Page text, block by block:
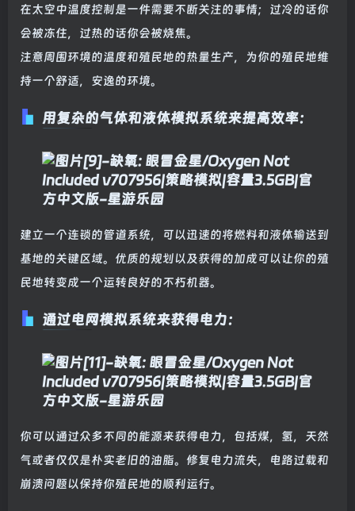
在太空中温度控制是一件需要不断关注的事情；过冷的话你
会被冻住，过热的话你会被烧焦。
注意周围环境的温度和殖民地的热量生产，为你的殖民地维
持一个舒适，安逸的环境。
用复杂的气体和液体模拟系统来提高效率：
建立一个连锁的管道系统，可以迅速的将燃料和液体输送到
基地的关键区域。优质的规划以及获得的加成可以让你的殖
民地转变成一个运转良好的不朽机器。
通过电网模拟系统来获得电力：
你可以通过众多不同的能源来获得电力，包括煤，氢，天然
气或者仅仅是朴实老旧的油脂。修复电力流失，电路过载和
崩溃问题以保持你殖民地的顺利运行。